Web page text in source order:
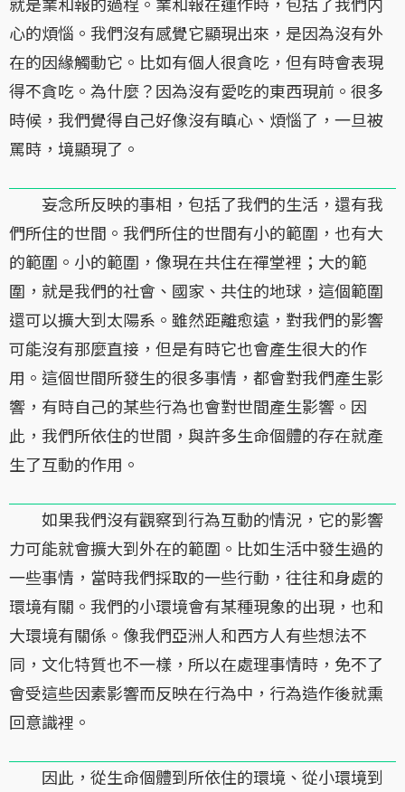
心的煩惱。我們沒有感覺它顯現出來，是因為沒有外
在的因緣觸動它。比如有個人很貪吃，但有時會表現
得不貪吃。為什麼？因為沒有愛吃的東西現前。很多
時候，我們覺得自己好像沒有瞋心、煩惱了，一旦被
罵時，境顯現了。
妄念所反映的事相，包括了我們的生活，還有我
們所住的世間。我們所住的世間有小的範圍，也有大
的範圍。小的範圍，像現在共住在禪堂裡；大的範
圍，就是我們的社會、國家、共住的地球，這個範圍
還可以擴大到太陽系。雖然距離愈遠，對我們的影響
可能沒有那麼直接，但是有時它也會產生很大的作
用。這個世間所發生的很多事情，都會對我們產生影
響，有時自己的某些行為也會對世間產生影響。因
此，我們所依住的世間，與許多生命個體的存在就產
生了互動的作用。
如果我們沒有觀察到行為互動的情況，它的影響
力可能就會擴大到外在的範圍。比如生活中發生過的
一些事情，當時我們採取的一些行動，往往和身處的
環境有關。我們的小環境會有某種現象的出現，也和
大環境有關係。像我們亞洲人和西方人有些想法不
同，文化特質也不一樣，所以在處理事情時，免不了
會受這些因素影響而反映在行為中，行為造作後就熏
回意識裡。
因此，從生命個體到所依住的環境、從小環境到